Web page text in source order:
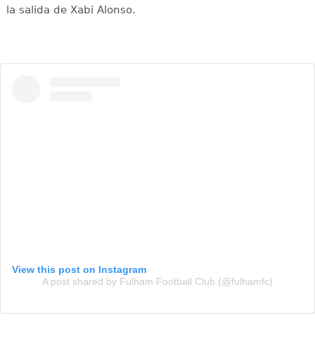
la salida de Xabi Alonso.
View this post on Instagram
A post shared by Fulham Football Club (@fulhamfc)